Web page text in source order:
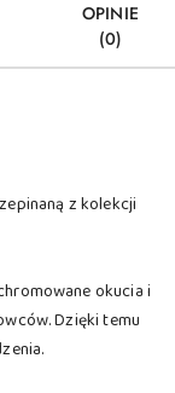
OPINIE
(0)
z kolekcji
okucia i
Dzięki temu